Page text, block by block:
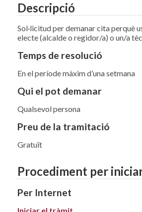
Descripció
Sol·licitud per demanar cita perquè
electe (alcalde o regidor/a) o un/a
Temps de resolució
En el període màxim d’una setmana
Qui el pot demanar
Qualsevol persona
Preu de la tramitació
Gratuït
Procediment per
Per Internet